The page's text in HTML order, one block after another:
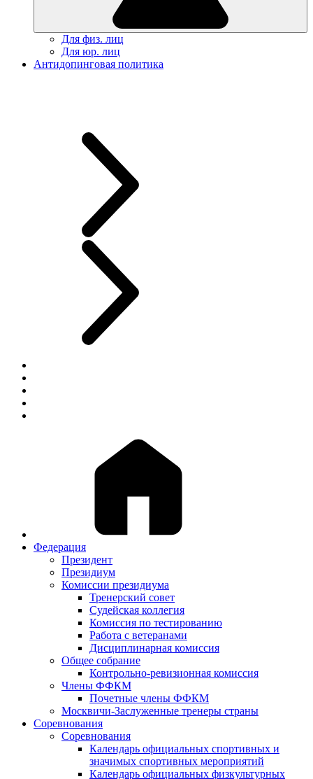
Для физ. лиц
Для юр. лиц
Антидопинговая политика
Федерация
Президент
Президиум
Комиссии президиума
Тренерский совет
Судейская коллегия
Комиссия по тестированию
Работа с ветеранами
Дисциплинарная комиссия
Общее собрание
Контрольно-ревизионная комиссия
Члены ФФКМ
Почетные члены ФФКМ
Москвичи-Заслуженные тренеры страны
Соревнования
Соревнования
Календарь официальных спортивных и
значимых спортивных мероприятий
Календарь официальных физкультурных